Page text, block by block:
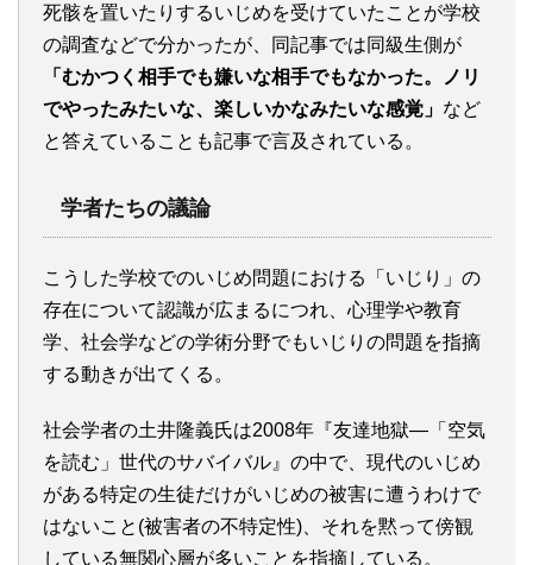
死骸を置いたりするいじめを受けていたことが学校
の調査などで分かったが、同記事では同級生側が
「むかつく相手でも嫌いな相手でもなかった。ノリ
でやったみたいな、楽しいかなみたいな感覚」 など
と答えていることも記事で言及されている。
学者たちの議論
こうした学校でのいじめ問題における「いじり」の
存在について認識が広まるにつれ、心理学や教育
学、社会学などの学術分野でもいじりの問題を指摘
する動きが出てくる。
社会学者の土井隆義氏は2008年『友達地獄―「空気
を読む」世代のサバイバル』の中で、現代のいじめ
がある特定の生徒だけがいじめの被害に遭うわけで
はないこと(被害者の不特定性)、それを黙って傍観
している無関心層が多いことを指摘している。